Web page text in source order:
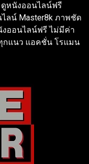
ดูหนังออนไลน์ฟรี
ลน์ Master8k ภาพชัด
งออนไลน์ฟรี ไม่มีค่า
กแนว แอคชั่น โรแมน